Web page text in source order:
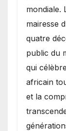
mondiale.
mairesse
quatre
public du
qui
africain
et la